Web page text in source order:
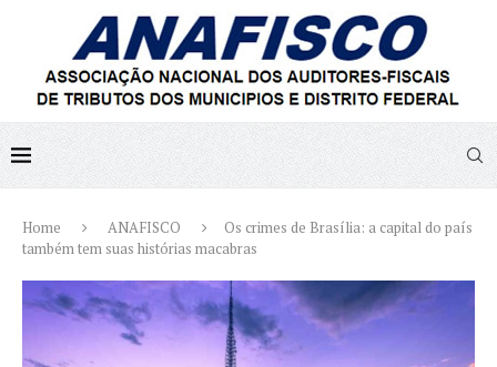
Home ANAFISCO
Os crimes de Brasília: a capital do país
também tem suas histórias macabras